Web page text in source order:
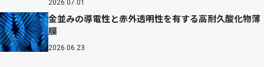
2026.07.01
金並みの導電性と赤外透明性を有する高耐久酸化物薄
膜
2026.06.23